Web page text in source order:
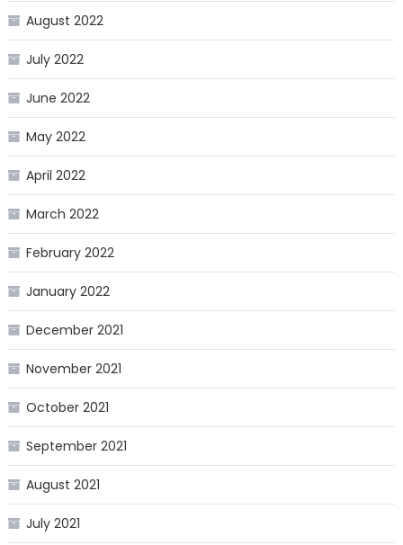
August 2022
July 2022
June 2022
May 2022
April 2022
March 2022
February 2022
January 2022
December 2021
November 2021
October 2021
September 2021
August 2021
July 2021